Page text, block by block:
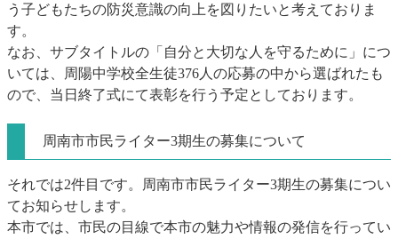
う子どもたちの防災意識の向上を図りたいと考えておりま
す。
なお、サブタイトルの「自分と大切な人を守るために」につ
いては、周陽中学校全生徒376人の応募の中から選ばれたも
ので、当日終了式にて表彰を行う予定としております。
周南市市民ライター3期生の募集について
それでは2件目です。周南市市民ライター3期生の募集につい
てお知らせします。
本市では、市民の目線で本市の魅力や情報の発信を行ってい